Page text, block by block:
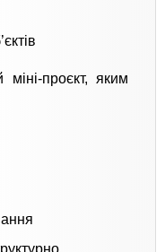
проєкт, яким